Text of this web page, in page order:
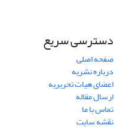
دسترسی سریع
صفحه اصلی
درباره نشریه
اعضای هیات تحریریه
ارسال مقاله
تماس با ما
نقشه سایت